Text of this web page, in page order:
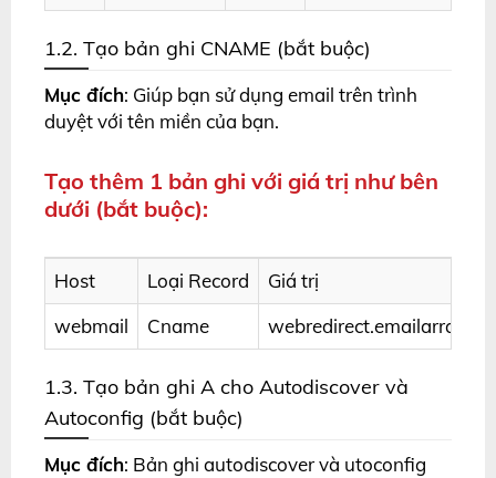
1.2. Tạo bản ghi CNAME (bắt buộc)
Mục đích: Giúp bạn sử dụng email trên trình
duyệt với tên miền của bạn.
Tạo thêm 1 bản ghi với giá trị như bên
dưới (bắt buộc):
Host Loại Record
Giá trị
webmail
Cname
1.3. Tạo bản ghi A cho Autodiscover và
Autoconfig (bắt buộc)
Mục đích: Bản ghi autodiscover và utoconfig